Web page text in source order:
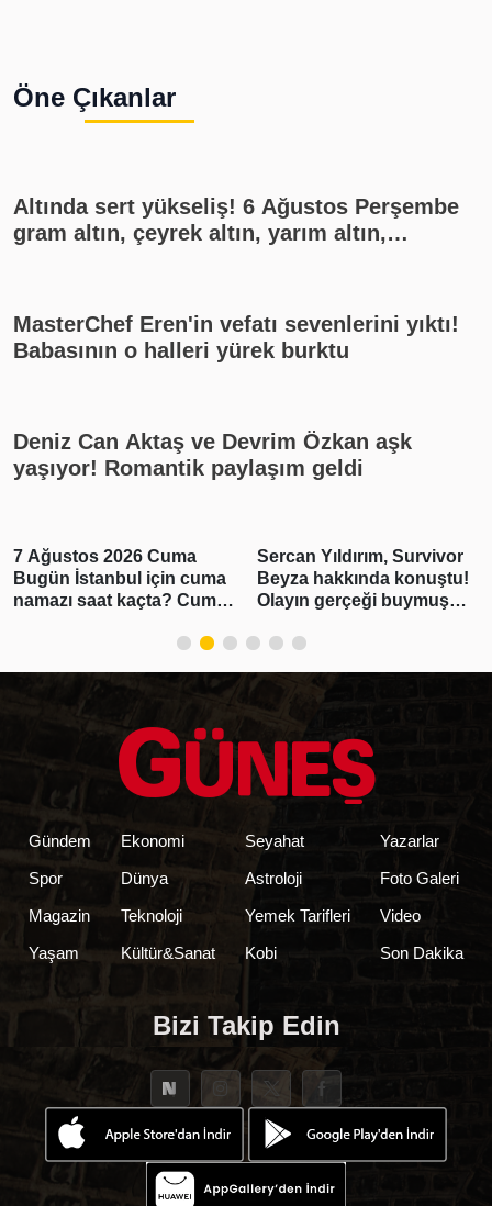
Öne Çıkanlar
Altında sert yükseliş! 6 Ağustos Perşembe
gram altın, çeyrek altın, yarım altın,
MasterChef Eren'in vefatı sevenlerini yıktı!
Babasının o halleri yürek burktu
Deniz Can Aktaş ve Devrim Özkan aşk
yaşıyor! Romantik paylaşım geldi
7 Ağustos 2026 Cuma
Bugün İstanbul için cuma
namazı saat kaçta? Cuma
güzel cuma mesajları
Sercan Yıldırım, Survivor
Beyza hakkında konuştu!
Olayın gerçeği buymuş…
Gündem
Spor
Magazin
Yaşam
Ekonomi
Dünya
Teknoloji
Kültür&Sanat
Seyahat
Astroloji
Yemek Tarifleri
Kobi
Yazarlar
Foto Galeri
Video
Son Dakika
Bizi Takip Edin